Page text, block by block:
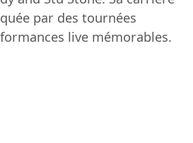
par des tournées
live mémorables.